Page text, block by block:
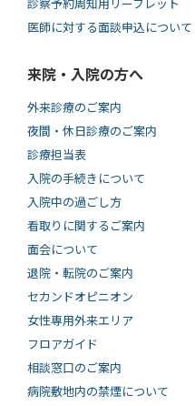
医師に対する面談申込について
来院・入院の方へ
外来診療のご案内
夜間・休日診療のご案内
診療担当表
入院の手続きについて
入院中の過ごし方
看取りに関するご案内
面会について
退院・転院のご案内
セカンドオピニオン
女性専用外来エリア
フロアガイド
相談窓口のご案内
病院敷地内の禁煙について